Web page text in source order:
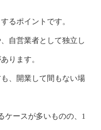
るポイントです。
自営業者として独立し
ります。
、開業して間もない場
ケースが多いものの、1